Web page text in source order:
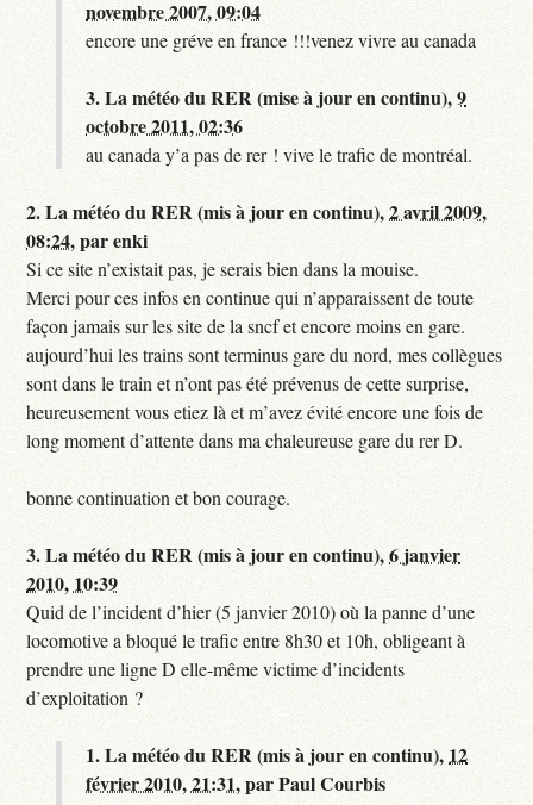
novembre 2007, 09:04
encore une gréve en france !!!venez vivre au canada
3.La météo du RER (mise à jour en continu),9
octobre 2011, 02:36
au canada y’a pas de rer ! vive le trafic de montréal.
2.La météo du RER (mis à jour en continu),2 avril 2009,
08:24,parenki
Si ce site n’existait pas, je serais bien dans la mouise.
Merci pour ces infos en continue qui n’apparaissent de toute
façon jamais sur les site de la sncf et encore moins en gare.
aujourd’hui les trains sont terminus gare du nord, mes collègues
sont dans le train et n’ont pas été prévenus de cette surprise,
heureusement vous etiez là et m’avez évité encore une fois de
long moment d’attente dans ma chaleureuse gare du rer D.
bonne continuation et bon courage.
3.La météo du RER (mis à jour en continu),6 janvier
2010, 10:39
Quid de l’incident d’hier (5 janvier 2010) où la panne d’une
locomotive a bloqué le trafic entre 8h30 et 10h, obligeant à
prendre une ligne D elle-même victime d’incidents
d’exploitation ?
1.La météo du RER (mis à jour en continu), 12
février 2010, 21:31,parPaul Courbis